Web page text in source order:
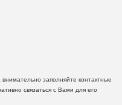
заполняйте контактные
связаться с Вами для его